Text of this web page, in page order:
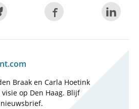
Braak en Carla Hoetink
op Den Haag. Blijf